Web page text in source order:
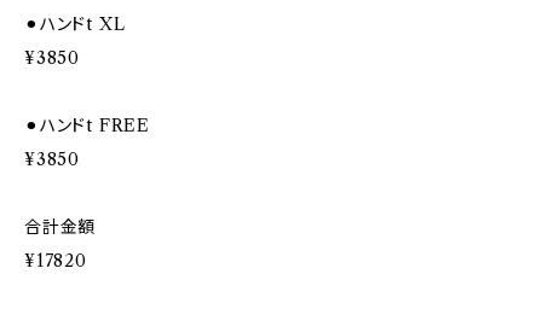
⚫︎ハンドt XL
¥3850
⚫︎ハンドt FREE
¥3850
合計金額
¥17820